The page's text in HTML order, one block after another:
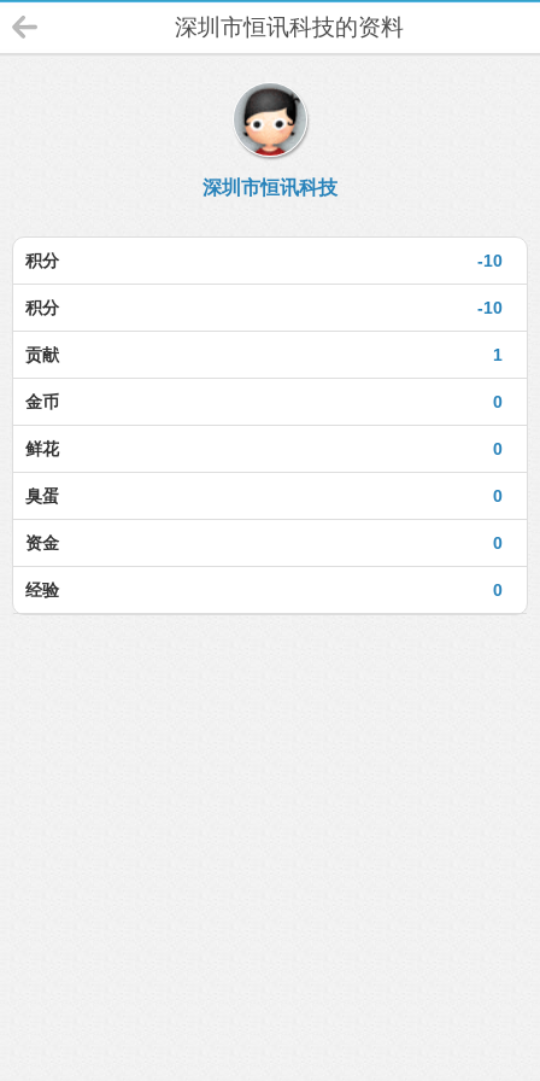
深圳市恒讯科技的资料
深圳市恒讯科技
-10
积分
-10
积分
1
贡献
0
金币
0
鲜花
0
臭蛋
0
资金
0
经验